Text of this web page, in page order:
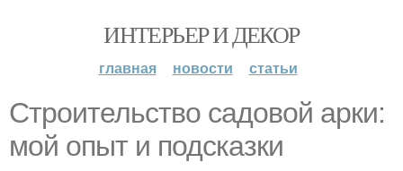
ИНТЕРЬЕР И ДЕКОР
главная новости статьи
Строительство садовой арки:
мой опыт и подсказки